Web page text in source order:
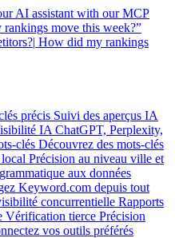
AI assistant with our MCP
move this week?”
How did my rankings
précis Suivi des aperçus IA
IA ChatGPT, Perplexity,
clés Découvrez des mots-clés
Précision au niveau ville et
aux données
Keyword.com depuis tout
concurrentielle Rapports
Vérification tierce Précision
vos outils préférés